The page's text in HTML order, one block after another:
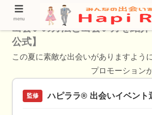
【千里丘で出会いを探すなら！
出会いの方法と出会い方を紹
公式】
この夏に素敵な出会いがありますよう
プロモーション
監修 ハピララ® 出会いイベント
menu